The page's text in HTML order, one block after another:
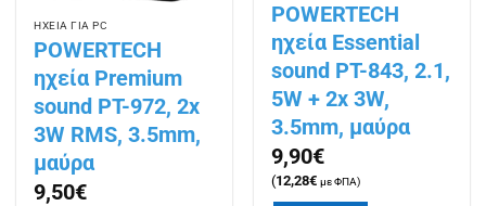
ΗΧΕΙΑ ΓΙΑ PC
POWERTECH
ηχεία Premium
sound PT-972, 2x
3W RMS, 3.5mm,
μαύρα
9,50€
POWERTECH
ηχεία Essential
sound PT-843, 2.1,
5W + 2x 3W,
3.5mm, μαύρα
9,90€
(12,28€ με ΦΠΑ)